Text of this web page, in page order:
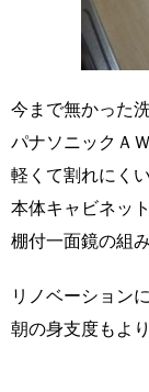
今まで無かった
パナソニックＡ
軽くて割れにく
本体キャビネッ
棚付一面鏡の組
リノベーション
朝の身支度もよ